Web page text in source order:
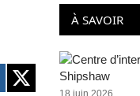
À SAVOIR
18 juin 2026